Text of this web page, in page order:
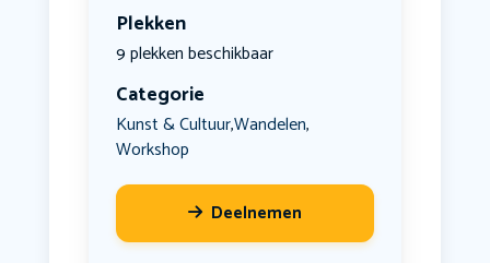
Plekken
9 plekken beschikbaar
Categorie
Kunst & Cultuur,Wandelen,
Workshop
Deelnemen